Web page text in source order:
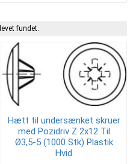
fundet.
Hætt til undersænket skruer
med Pozidriv Z 2x12 Til
Ø3,5-5 (1000 Stk) Plastik
Hvid